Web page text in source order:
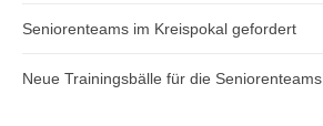
Seniorenteams im Kreispokal gefordert
Neue Trainingsbälle für die Seniorenteams